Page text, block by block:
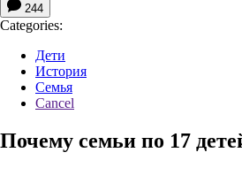
244
Categories:
Дети
История
Семья
Cancel
Почему семьи по 17